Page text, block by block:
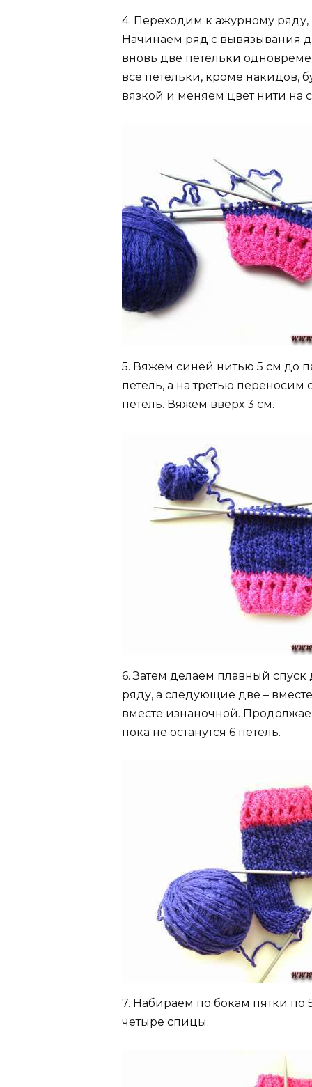
4. Переходим к ажурному
Начинаем ряд с вывязывания
вновь две петельки
все петельки, кроме накидов,
вязкой и меняем цвет нити на
5. Вяжем синей нитью 5 см до
петель, а на третью переносим
петель. Вяжем вверх 3 см.
6. Затем делаем плавный спуск
ряду, а следующие две –
вместе изнаночной.
пока не останутся 6 петель.
7. Набираем по бокам пятки по
четыре спицы.